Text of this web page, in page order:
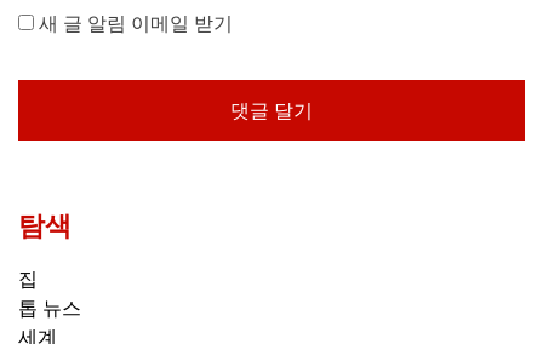
새 글 알림 이메일 받기
탐색
집
톱 뉴스
세계